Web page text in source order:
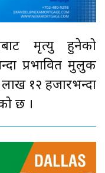
मृत्यु हुनेको
प्रभावित मुलुक
१२ हजारभन्दा
छ ।